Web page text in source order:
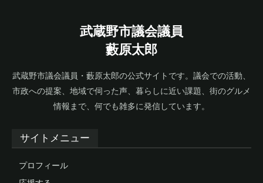
武蔵野市議会議員
藪原太郎
武蔵野市議会議員・藪原太郎の公式サイトです。議会での活動、
市政への提案、地域で伺った声、暮らしに近い課題、街のグルメ
情報まで、何でも雑多に発信しています。
サイトメニュー
プロフィール